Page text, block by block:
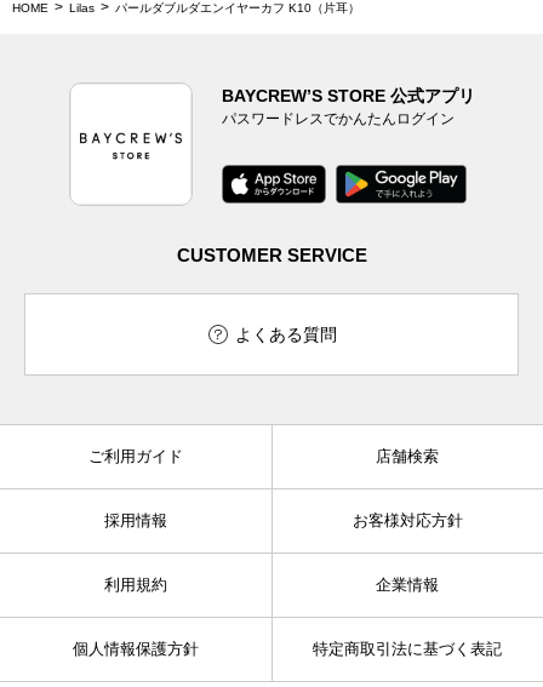
HOME Lilas パールダブルダエンイヤーカフ K10（片耳）
BAYCREW’S STORE 公式アプリ
パスワードレスでかんたんログイン
CUSTOMER SERVICE
よくある質問
ご利用ガイド 店舗検索
採用情報 お客様対応方針
利用規約 企業情報
個人情報保護方針 特定商取引法に基づく表記